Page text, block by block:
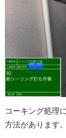
コーキング処理
方法があります。